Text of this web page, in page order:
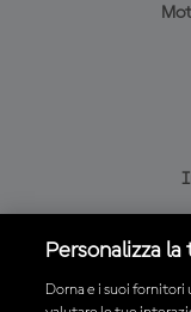
Personalizza
Dorna e i suoi